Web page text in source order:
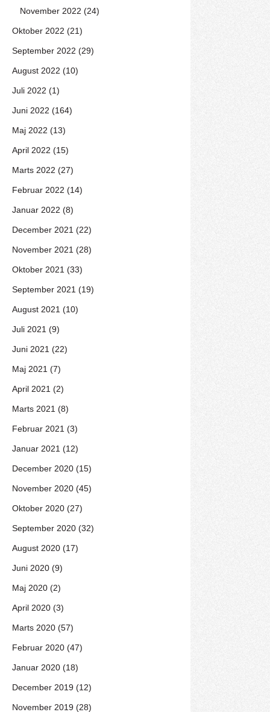
November 2022 (24)
Oktober 2022 (21)
September 2022 (29)
August 2022 (10)
Juli 2022 (1)
Juni 2022 (164)
Maj 2022 (13)
April 2022 (15)
Marts 2022 (27)
Februar 2022 (14)
Januar 2022 (8)
December 2021 (22)
November 2021 (28)
Oktober 2021 (33)
September 2021 (19)
August 2021 (10)
Juli 2021 (9)
Juni 2021 (22)
Maj 2021 (7)
April 2021 (2)
Marts 2021 (8)
Februar 2021 (3)
Januar 2021 (12)
December 2020 (15)
November 2020 (45)
Oktober 2020 (27)
September 2020 (32)
August 2020 (17)
Juni 2020 (9)
Maj 2020 (2)
April 2020 (3)
Marts 2020 (57)
Februar 2020 (47)
Januar 2020 (18)
December 2019 (12)
November 2019 (28)